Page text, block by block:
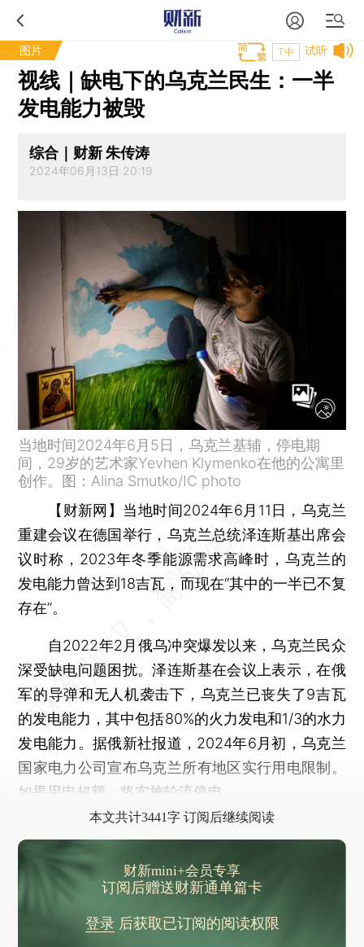
图片 试听
T中
视线｜缺电下的乌克兰民生：一半
发电能力被毁
综合｜财新 朱传涛
2024年06月13日 20:19
当地时间2024年6月5日，乌克兰基辅，停电期
间，29岁的艺术家Yevhen Klymenko在他的公寓里
创作。图：Alina Smutko/IC photo
【财新网】 当地时间2024年6月11日，乌克兰
重建会议在德国举行，乌克兰总统泽连斯基出席会
议时称，2023年冬季能源需求高峰时，乌克兰的
发电能力曾达到18吉瓦，而现在“其中的一半已不复
存在”。
自2022年2月俄乌冲突爆发以来，乌克兰民众
深受缺电问题困扰。泽连斯基在会议上表示，在俄
军的导弹和无人机袭击下，乌克兰已丧失了9吉瓦
的发电能力，其中包括80%的火力发电和1/3的水力
发电能力。据俄新社报道，2024年6月初，乌克兰
国家电力公司宣布乌克兰所有地区实行用电限制。
如果用电超额，将实施轮流停电。
本文共计3441字 订阅后继续阅读
财新mini+会员专享
订阅后赠送财新通单篇卡
登录后获取已订阅的阅读权限